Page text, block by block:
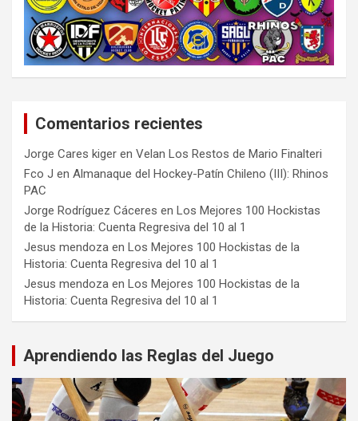
Comentarios recientes
Jorge Cares kiger en Velan Los Restos de Mario Finalteri
Fco J en Almanaque del Hockey-Patín Chileno (III): Rhinos
PAC
Jorge Rodríguez Cáceres en Los Mejores 100 Hockistas
de la Historia: Cuenta Regresiva del 10 al 1
Jesus mendoza en Los Mejores 100 Hockistas de la
Historia: Cuenta Regresiva del 10 al 1
Jesus mendoza en Los Mejores 100 Hockistas de la
Historia: Cuenta Regresiva del 10 al 1
Aprendiendo las Reglas del Juego